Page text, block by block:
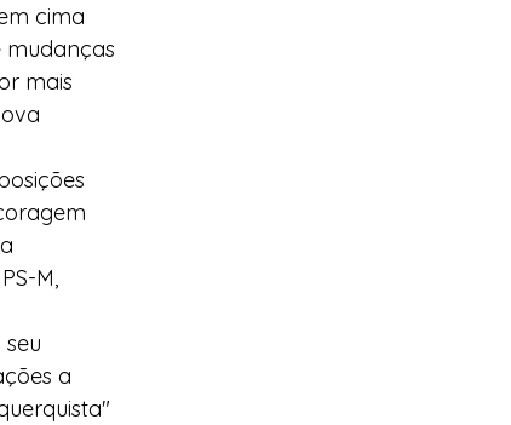
cima
mudanças
mais
M,
a